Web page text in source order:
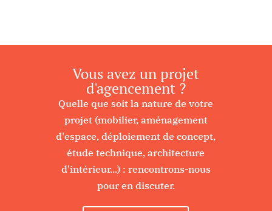
Vous avez un projet
d'agencement ?
Quelle que soit la nature de votre
projet (mobilier, aménagement
d'espace, déploiement de concept,
étude technique, architecture
d'intérieur...) : rencontrons-nous
pour en discuter.